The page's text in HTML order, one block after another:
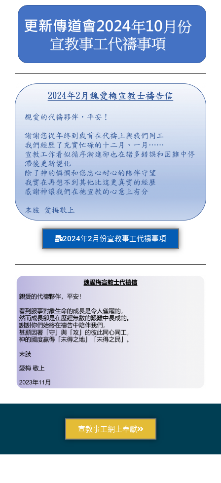
2024年2月份宣教事工代禱事項
宣教事工網上奉獻